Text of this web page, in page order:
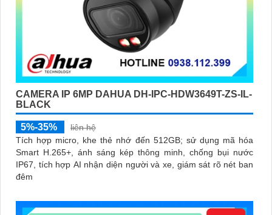
CAMERA IP 6MP DAHUA DH-IPC-HDW3649T-ZS-IL-
BLACK
5%-35%
liên hệ
Tích hợp micro, khe thẻ nhớ đến 512GB; sử dụng mã hóa
Smart H.265+, ánh sáng kép thông minh, chống bụi nước
IP67, tích hợp AI nhận diện người và xe, giám sát rõ nét ban
đêm